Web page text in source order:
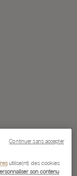
utilise(nt) des cookies
son contenu
Continuer sans accepter